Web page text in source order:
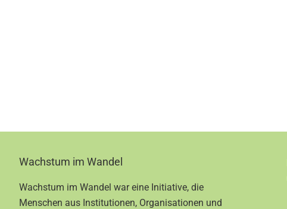
FooterWachstum im Wandel
Wachstum im Wandel war eine Initiative, die
Menschen aus Institutionen, Organisationen und